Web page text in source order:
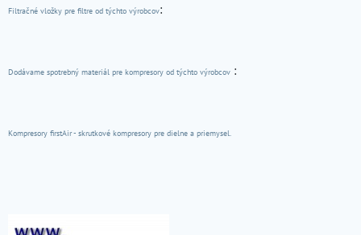
Filtračné vložky pre filtre od týchto výrobcov:
Dodávame spotrebný materiál pre kompresory od týchto výrobcov :
Kompresory firstAir - skrutkové kompresory pre dielne a priemysel.